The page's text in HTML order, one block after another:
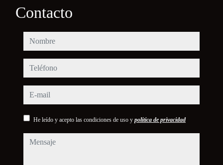
Contacto
nombre
teléfono
e-mail
He leído y acepto las condiciones de uso y política de privacidad
mensaje